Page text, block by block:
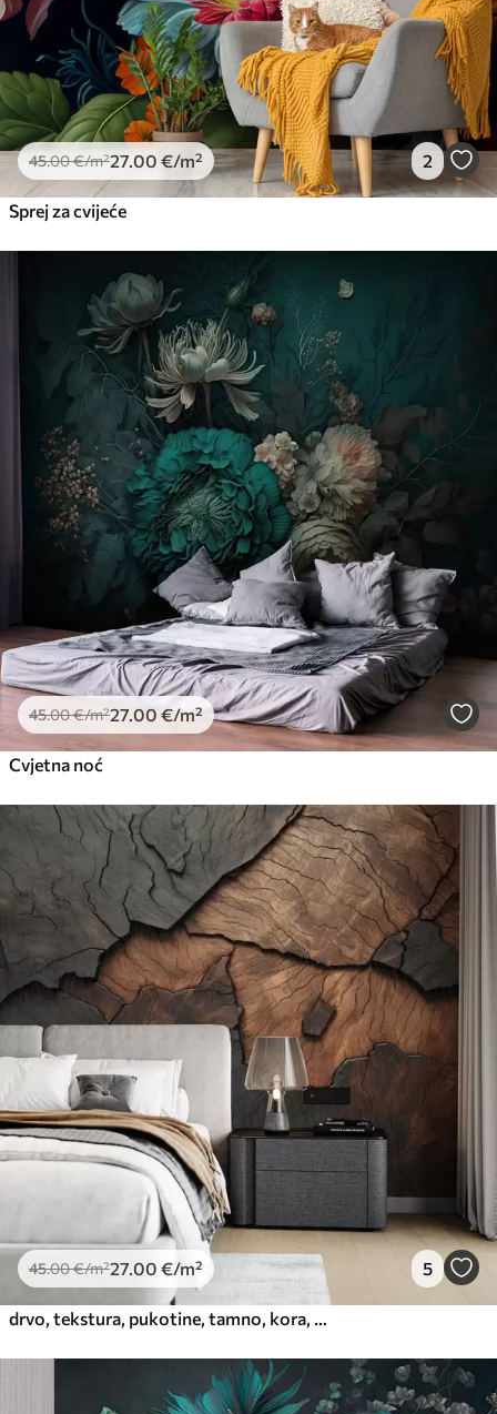
45.00€/m²27 .00 €/m² 2
Sprej za cvijeće
45.00€/m²27 .00 €/m²
Cvjetna noć
45.00€/m²27 .00 €/m² 5